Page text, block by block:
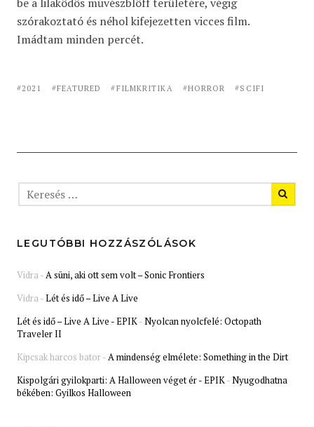
szórakoztató és néhol kifejezetten vicces film.
Imádtam minden percét.
2021 FEATURED FILMKRITIKA HORROR SCIFI
LEGUTÓBBI HOZZÁSZÓLÁSOK
Vidra-A süni, aki ott sem volt – Sonic Frontiers
Vidra-Lét és idő – Live A Live
Lét és idő – Live A Live - EPIK-Nyolcan nyolcfelé: Octopath
Traveler II
Kipcsak harcos bator-A mindenség elmélete: Something in the Dirt
Kispolgári gyilokparti: A Halloween véget ér - EPIK-Nyugodhatna
békében: Gyilkos Halloween